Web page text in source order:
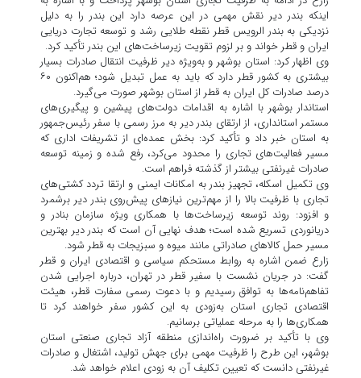
اینکه بندر دیر نقش مهمی در این عرصه دارد این بندر را به دلیل
نزدیکی به بندر الرویس قطر نقطه طلایی رشد و توسعه تجارت دریایی
ایران و قطر خواند و بر لزوم تقویت زیرساخت‌های این بندر تأکید کرد.
وی اظهار کرد: استان بوشهر و به‌ویژه دیر ظرفیت انتقال صادرات بسیار
بیشتری به کشور قطر دارد که باید به عمل تبدیل شود؛ هم‌اکنون ۶۰
درصد صادرات کل ایران به قطر از استان بوشهر صورت می‌گیرد.
استاندار بوشهر با اشاره به اقدامات دولت‌های پیشین و پیگیری‌های
مستمر استانداری، از ارتقای بندر دیر به مرز رسمی با سفر رئیس‌جمهور
به استان خبر داد و تأکید کرد: بخش عمده‌ای از تشریفات اداری که
مسیر فعالیت‌های تجاری را محدود می‌کرد، رفع شده و زمینه توسعه
صادرات غیرنفتی بیشتر از گذشته فراهم است.
وی تکمیل اسکله، تجهیز بندر به امکانات ایمنی و ارتقا تردد کشتی‌های
تجاری با ظرفیت بالا را از مهم‌ترین نیاز‌های پیش‌روی بندر دیر برشمرد
و افزود: روند توسعه زیرساخت‌ها با همکاری ویژه سازمان بنادر و
دریانوردی تسریع شده است؛ هدف نهایی آن است که بندر دیر بهترین
مسیر حمل کالا‌های صادراتی مانند میوه و سبزیجات به قطر شود.
زارع ضمن اشاره به روابط مستحکم سیاسی و اقتصادی ایران و قطر
گفت: در جریان نشست با سفیر قطر در تهران، درباره اجرایی شدن
تفاهم‌نامه‌ها به توافق رسیدیم و با دعوت رسمی سفارت قطر، هیئت
اقتصادی تجاری استان به‌زودی به این کشور سفر خواهند کرد تا
همکاری‌ها را به مرحله عملیاتی برسانیم.
وی با تأکید بر ضرورت راه‌اندازی منطقه آزاد تجاری صنعتی استان
بوشهر، این طرح را ظرفیت مهمی برای جهش تولید، اشتغال و صادرات
غیرنفتی دانست که تعیین تکلیف آن به زودی اعلام خواهد شد.